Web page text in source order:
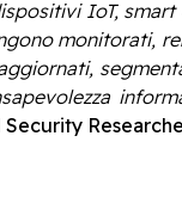
IoT,
monitorati,